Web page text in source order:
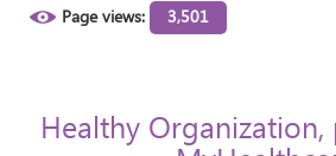
Page views:
3,501
Healthy